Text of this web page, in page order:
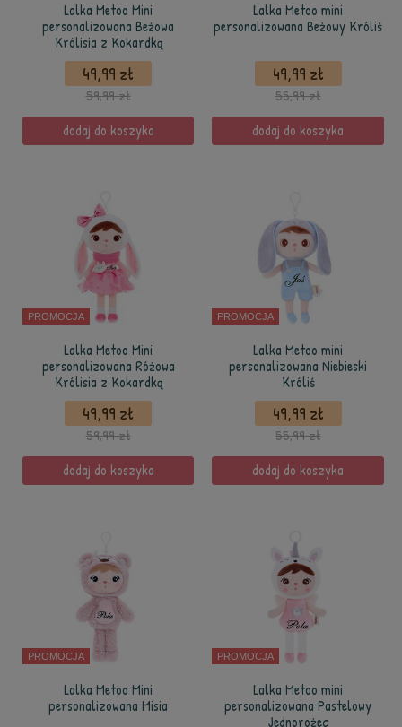
Lalka Metoo Mini
personalizowana Beżowa
Królisia z Kokardką
49,99 zł
59,99 zł
dodaj do koszyka
Lalka Metoo mini
personalizowana Beżowy Króliś
49,99 zł
55,99 zł
dodaj do koszyka
PROMOCJA
Lalka Metoo Mini
personalizowana Różowa
Królisia z Kokardką
49,99 zł
59,99 zł
dodaj do koszyka
PROMOCJA
Lalka Metoo mini
personalizowana Niebieski
Króliś
49,99 zł
55,99 zł
dodaj do koszyka
PROMOCJA
Lalka Metoo Mini
personalizowana Misia
PROMOCJA
Lalka Metoo mini
personalizowana Pastelowy
Jednorożec